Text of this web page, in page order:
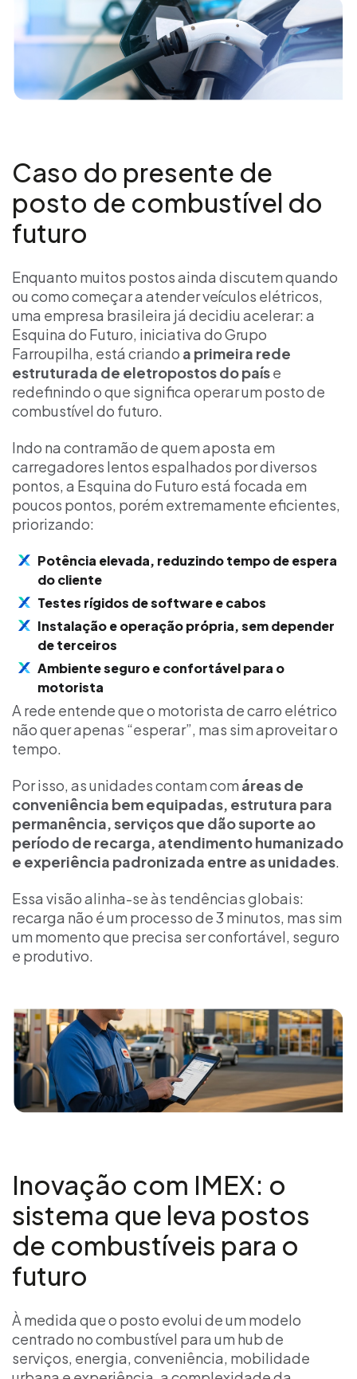
Caso do presente de
posto de combustível do
futuro
Enquanto muitos postos ainda discutem quando
ou como começar a atender veículos elétricos,
uma empresa brasileira já decidiu acelerar: a
Esquina do Futuro, iniciativa do Grupo
Farroupilha, está criando a primeira rede
estruturada de eletropostos do paíse
redefinindo o que significa operar um posto de
combustível do futuro.
Indo na contramão de quem aposta em
carregadores lentos espalhados por diversos
pontos, a Esquina do Futuro está focada em
poucos pontos, porém extremamente eficientes,
priorizando:
Potência elevada, reduzindo tempo de espera
do cliente
Testes rígidos de software e cabos
Instalação e operação própria, sem depender
de terceiros
Ambiente seguro e confortável para o
motorista
A rede entende que o motorista de carro elétrico
não quer apenas “esperar”, mas sim aproveitar o
tempo.
Por isso, as unidades contam com áreas de
conveniência bem equipadas, estrutura para
permanência, serviços que dão suporte ao
período de recarga, atendimento humanizado
e experiência padronizada entre as unidades.
Essa visão alinha-se às tendências globais:
recarga não é um processo de 3 minutos, mas sim
um momento que precisa ser confortável, seguro
e produtivo.
Inovação com IMEX: o
sistema que leva postos
de combustíveis para o
futuro
À medida que o posto evolui de um modelo
centrado no combustível para um hub de
serviços, energia, conveniência, mobilidade